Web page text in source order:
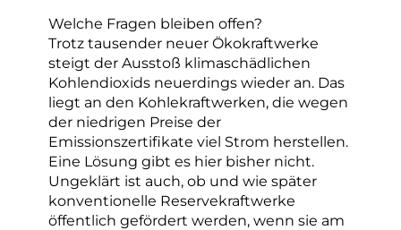
Welche Fragen bleiben offen?
Trotz tausender neuer Ökokraftwerke
steigt der Ausstoß klimaschädlichen
Kohlendioxids neuerdings wieder an. Das
liegt an den Kohlekraftwerken, die wegen
der niedrigen Preise der
Emissionszertifikate viel Strom herstellen.
Eine Lösung gibt es hier bisher nicht.
Ungeklärt ist auch, ob und wie später
konventionelle Reservekraftwerke
öffentlich gefördert werden, wenn sie am